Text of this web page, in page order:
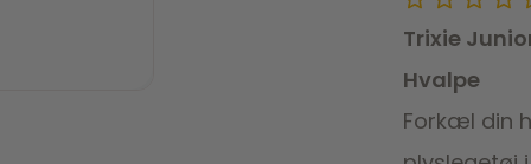
Trixie
Hvalpe
Forkæl din